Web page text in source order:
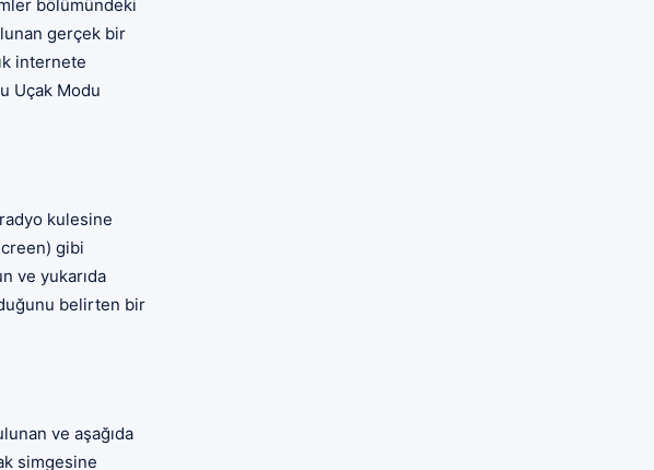
bölümündeki
gerçek bir
internete
Uçak Modu
kulesine
gibi
ve yukarıda
belirten bir
ve aşağıda
simgesine